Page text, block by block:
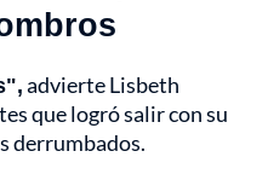
advierte Lisbeth
que logró salir con su
derrumbados.